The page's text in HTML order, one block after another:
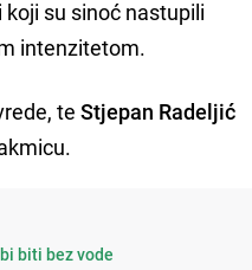
koji su sinoć nastupili
intenzitetom.
teStjepan Radeljić
biti bez vode